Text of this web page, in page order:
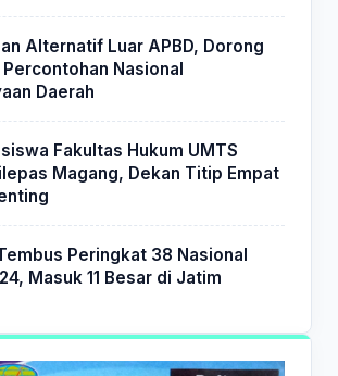
Alternatif Luar APBD, Dorong
Percontohan Nasional
Daerah
Fakultas Hukum UMTS
Magang, Dekan Titip Empat
Peringkat 38 Nasional
Masuk 11 Besar di Jatim